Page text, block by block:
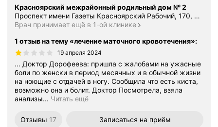
Красноярский межрайонный родильный дом № 2
Проспект имени Газеты Красноярский Рабочий, 170, Красноярск
Врач принимает ещё в 1-ой клинике
1 отзыв на тему «лечение маточного кровотечения»:
19 апреля 2024
... Доктор Дорофеева: пришла с жалобами на ужасные
боли по женски в период месячных и в обычной жизни
на ноющие с отдачей в ногу. Сообщила что есть киста,
возможно она и болит. Доктор Посмотрела, взяла
анализы... Читать ещё
Отзывы 17 Записаться на приём